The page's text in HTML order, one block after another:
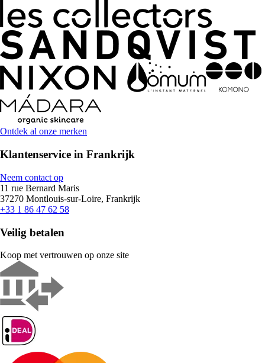
Ontdek al onze merken
Klantenservice in Frankrijk
Neem contact op
11 rue Bernard Maris
37270 Montlouis-sur-Loire, Frankrijk
+33 1 86 47 62 58
Veilig betalen
Koop met vertrouwen op onze site